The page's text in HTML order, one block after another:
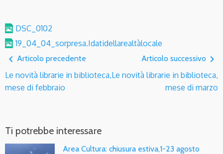
DSC_0102
19_04_04_sorpresa.Idatidellarealtàlocale
navigate_before Articolo precedente
Le novità librarie in biblioteca,
mese di febbraio
Articolo successivo navigate_next
Le novità librarie in biblioteca,
mese di marzo
Ti potrebbe interessare
Area Cultura: chiusura estiva,1-23 agosto